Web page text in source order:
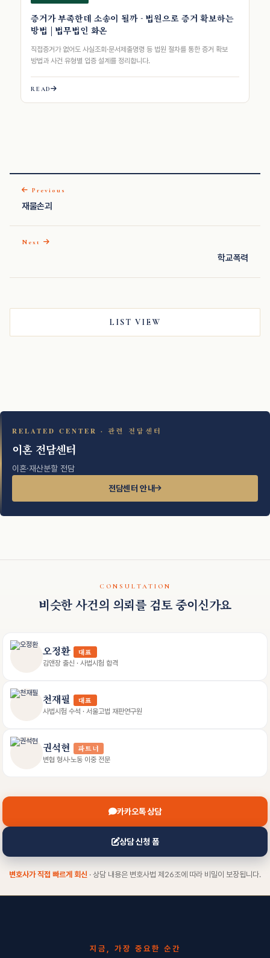
증거가 부족한데 소송이 될까 - 법원으로 증거 확보하는
방법 | 법무법인 화온
직접증거가 없어도 사실조회·문서제출명령 등 법원 절차를 통한 증거 확보
방법과 사건 유형별 입증 설계를 정리합니다.
READ
Previous
재물손괴
Next
학교폭력
LIST VIEW
RELATED CENTER · 관련 전담센터
이혼 전담센터
이혼·재산분할 전담
전담센터 안내
CONSULTATION
비슷한 사건의 의뢰를 검토 중이신가요
오정환 대표
김앤장 출신 · 사법시험 합격
천재필 대표
사법시험 수석 · 서울고법 재판연구원
권석현 파트너
변협 형사·노동 이중 전문
카카오톡 상담
상담 신청 폼
변호사가 직접 빠르게 회신 · 상담 내용은 변호사법 제26조에 따라 비밀이 보장됩니다.
지금, 가장 중요한 순간